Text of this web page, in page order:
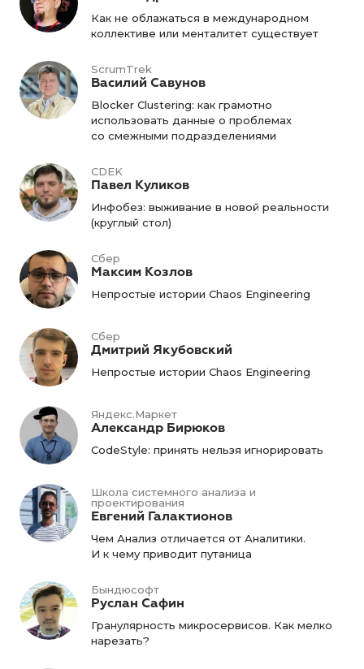
Как не облажаться в международном
коллективе или менталитет существует
ScrumTrek
Василий Савунов
Blocker Clustering: как грамотно
использовать данные о проблемах
со смежными подразделениями
CDEK
Павел Куликов
Инфобез: выживание в новой реальности
(круглый стол)
Сбер
Максим Козлов
Непростые истории Chaos Engineering
Сбер
Дмитрий Якубовский
Непростые истории Chaos Engineering
Яндекс.Маркет
Александр Бирюков
CodeStyle: принять нельзя игнорировать
Школа системного анализа и
проектирования
Евгений Галактионов
Чем Анализ отличается от Аналитики.
И к чему приводит путаница
Бындюсофт
Руслан Сафин
Гранулярность микросервисов. Как мелко
нарезать?